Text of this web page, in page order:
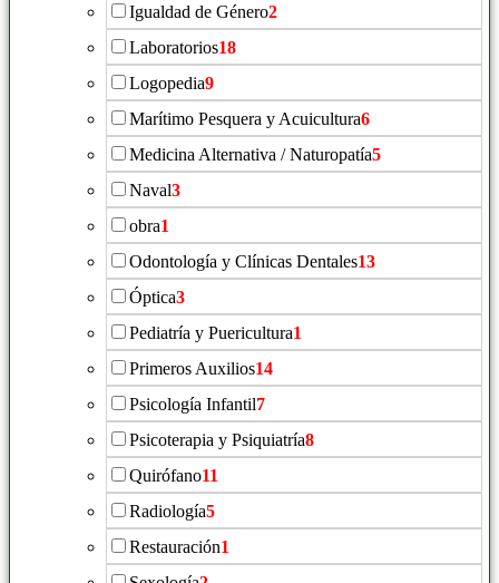
Igualdad de Género2
Laboratorios18
Logopedia9
Marítimo Pesquera y Acuicultura6
Medicina Alternativa / Naturopatía5
Naval3
obra1
Odontología y Clínicas Dentales13
Óptica3
Pediatría y Puericultura1
Primeros Auxilios14
Psicología Infantil7
Psicoterapia y Psiquiatría8
Quirófano11
Radiología5
Restauración1